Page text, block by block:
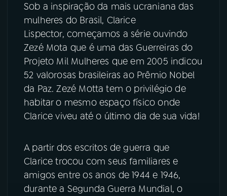
Sob a inspiração da mais ucraniana das
mulheres do Brasil, Clarice
Lispector, começamos a série ouvindo
Zezé Mota que é uma das Guerreiras do
Projeto Mil Mulheres que em 2005 indicou
52 valorosas brasileiras ao Prêmio Nobel
da Paz. Zezé Motta tem o privilégio de
habitar o mesmo espaço físico onde
Clarice viveu até o último dia de sua vida!
A partir dos escritos de guerra que
Clarice trocou com seus familiares e
amigos entre os anos de 1944 e 1946,
durante a Segunda Guerra Mundial, o